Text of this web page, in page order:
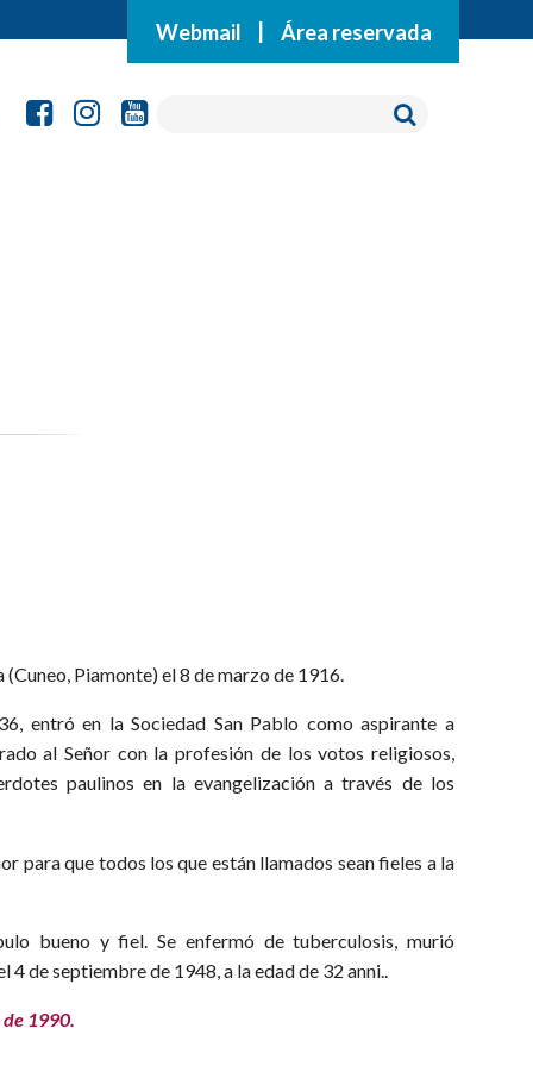
Webmail Área reservada
Piamonte) el 8 de marzo de 1916.
entró en la Sociedad San Pablo como aspirante a
al Señor con la profesión de los votos religiosos,
paulinos en la evangelización a través de los
para que todos los que están llamados sean fieles a la
bueno y fiel. Se enfermó de tuberculosis, murió
de septiembre de 1948, a la edad de 32 anni..
de 1990.